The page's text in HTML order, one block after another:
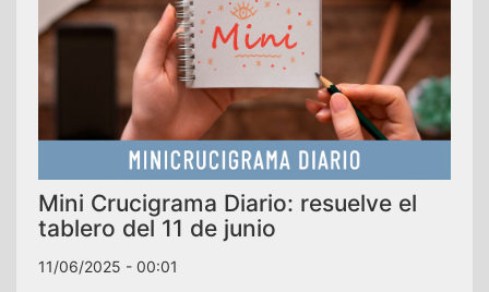
Mini Crucigrama Diario: resuelve el
tablero del 11 de junio
11/06/2025 - 00:01